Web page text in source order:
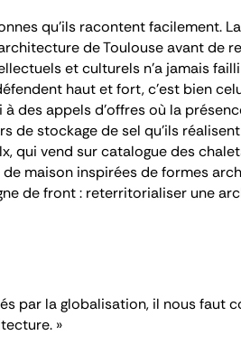
qu’ils racontent facilement.
de Toulouse avant de
et culturels n’a jamais
haut et fort, c’est bien
des appels d’offres où la
de stockage de sel qu’ils
qui vend sur catalogue des
maison inspirées de formes
de front : reterritorialiser une
par la globalisation, il nous faut
»